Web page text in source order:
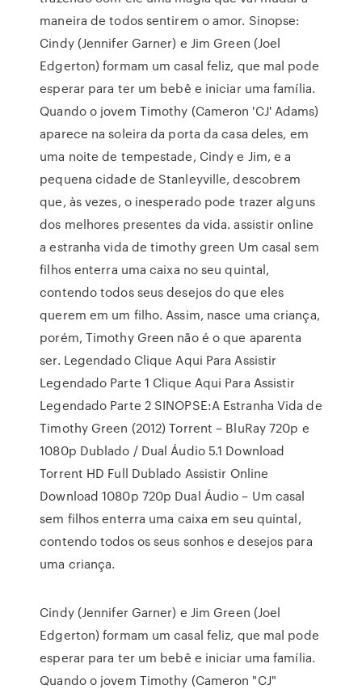
maneira de todos sentirem o amor. Sinopse:
Cindy (Jennifer Garner) e Jim Green (Joel
Edgerton) formam um casal feliz, que mal pode
esperar para ter um bebê e iniciar uma família.
Quando o jovem Timothy (Cameron 'CJ' Adams)
aparece na soleira da porta da casa deles, em
uma noite de tempestade, Cindy e Jim, e a
pequena cidade de Stanleyville, descobrem
que, às vezes, o inesperado pode trazer alguns
dos melhores presentes da vida. assistir online
a estranha vida de timothy green Um casal sem
filhos enterra uma caixa no seu quintal,
contendo todos seus desejos do que eles
querem em um filho. Assim, nasce uma criança,
porém, Timothy Green não é o que aparenta
ser. Legendado Clique Aqui Para Assistir
Legendado Parte 1 Clique Aqui Para Assistir
Legendado Parte 2 SINOPSE:A Estranha Vida de
Timothy Green (2012) Torrent – BluRay 720p e
1080p Dublado / Dual Áudio 5.1 Download
Torrent HD Full Dublado Assistir Online
Download 1080p 720p Dual Áudio – Um casal
sem filhos enterra uma caixa em seu quintal,
contendo todos os seus sonhos e desejos para
uma criança.
Cindy (Jennifer Garner) e Jim Green (Joel
Edgerton) formam um casal feliz, que mal pode
esperar para ter um bebê e iniciar uma família.
Quando o jovem Timothy (Cameron "CJ"